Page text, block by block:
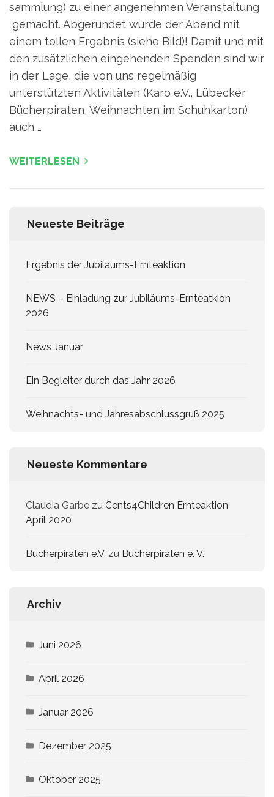
sammlung) zu einer angenehmen Veranstaltung
gemacht. Abgerundet wurde der Abend mit
einem tollen Ergebnis (siehe Bild)! Damit und mit
den zusätzlichen eingehenden Spenden sind wir
in der Lage, die von uns regelmäßig
unterstützten Aktivitäten (Karo e.V., Lübecker
Bücherpiraten, Weihnachten im Schuhkarton)
auch …
WEITERLESEN
Neueste Beiträge
Ergebnis der Jubiläums-Ernteaktion
NEWS – Einladung zur Jubiläums-Ernteatkion
2026
News Januar
Ein Begleiter durch das Jahr 2026
Weihnachts- und Jahresabschlussgruß 2025
Neueste Kommentare
Claudia Garbe zu Cents4Children Ernteaktion
April 2020
Bücherpiraten e.V. zu Bücherpiraten e. V.
Archiv
Juni 2026
April 2026
Januar 2026
Dezember 2025
Oktober 2025